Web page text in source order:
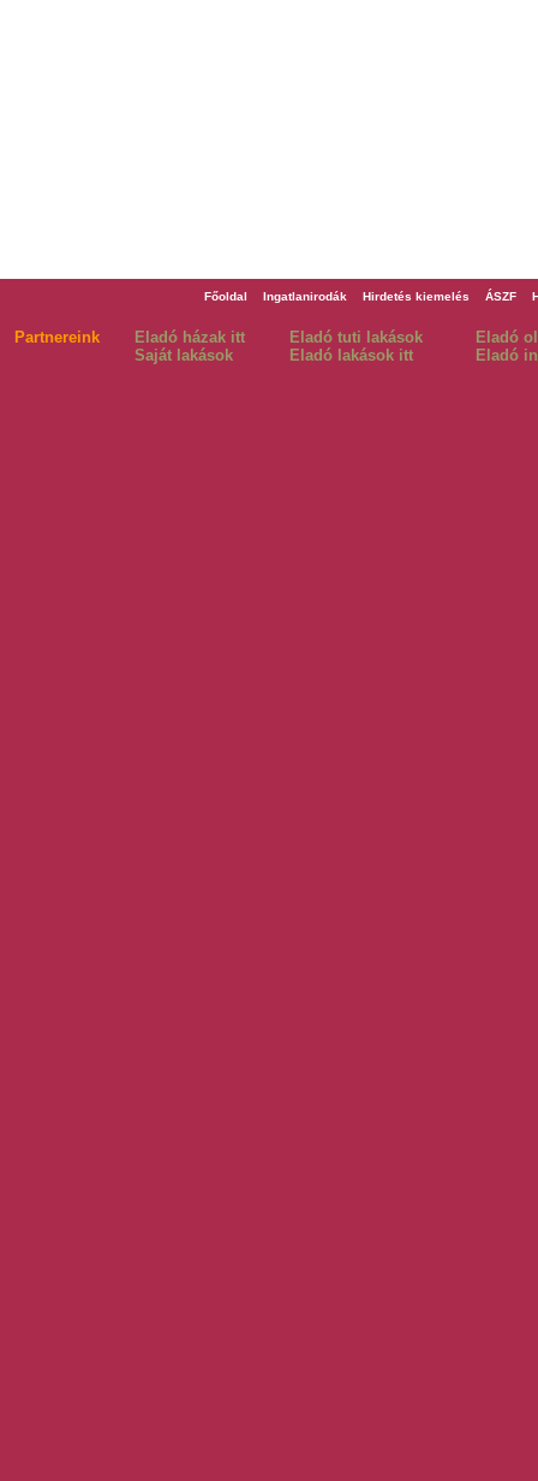
Főoldal Ingatlanirodák Hirdetés kiemelés ÁSZF
Partnereink Eladó házak itt Eladó tuti lakások
Eladó
Saját lakások
Eladó lakások itt Eladó